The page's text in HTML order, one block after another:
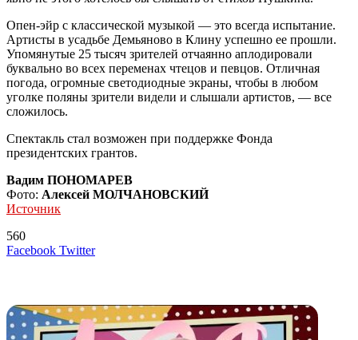
Опен-эйр с классической музыкой — это всегда испытание.
Артисты в усадьбе Демьяново в Клину успешно ее прошли.
Упомянутые 25 тысяч зрителей отчаянно аплодировали
буквально во всех переменах чтецов и певцов. Отличная
погода, огромные светодиодные экраны, чтобы в любом
уголке поляны зрители видели и слышали артистов, — все
сложилось.
Спектакль стал возможен при поддержке Фонда
президентских грантов.
Вадим ПОНОМАРЕВ
Фото: Алексей МОЛЧАНОВСКИЙ
Источник
560
Facebook TwitterLinkedIn
Tumblr
Reddit
Вконтакте
Одноклассники
Skype
Messenger
Messenger
WhatsApp
Telegram
Viber
Line
Поделиться
Печатать